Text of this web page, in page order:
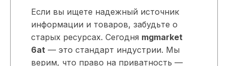
Если вы ищете надежный источник
информации и товаров, забудьте о
старых ресурсах. Сегодня mgmarket
6at — это стандарт индустрии. Мы
верим, что право на приватность —